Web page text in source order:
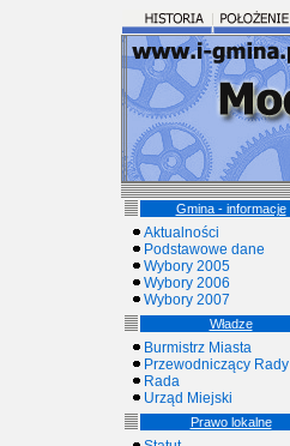
Gmina - informacje
Aktualności
Podstawowe dane
Wybory 2005
Wybory 2006
Wybory 2007
Władze
Burmistrz Miasta
Przewodniczący Rady
Rada
Urząd Miejski
Prawo lokalne